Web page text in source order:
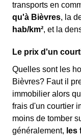
transports en
qu'à Bièvres, la
hab/km², et la
Le prix d'un
Quelles sont les
Bièvres? Faut il
immobilier alors
frais d'un courtier
moins de tomber
généralement, les